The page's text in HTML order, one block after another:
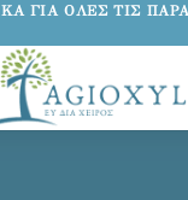
ΓΙΑ ΟΛΕΣ ΤΙΣ